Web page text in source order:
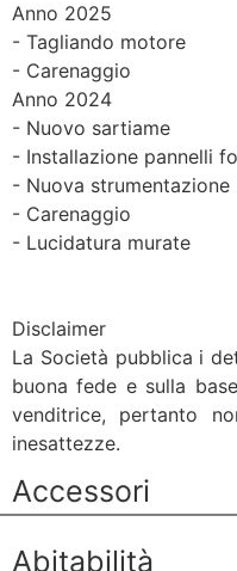
Anno 2025
- Tagliando motore
- Carenaggio
Anno 2024
- Nuovo sartiame
- Installazione pannelli
- Nuova strumentazione
- Carenaggio
- Lucidatura murate
Disclaimer
La Società pubblica i
buona fede e sulla
venditrice, pertanto
inesattezze.
Accessori
Abitabilità